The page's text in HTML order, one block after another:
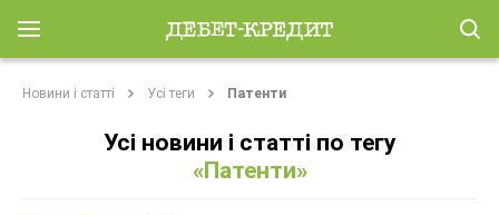
Новини і статті Усі теги Патенти
Усі новини і статті по тегу
«Патенти»